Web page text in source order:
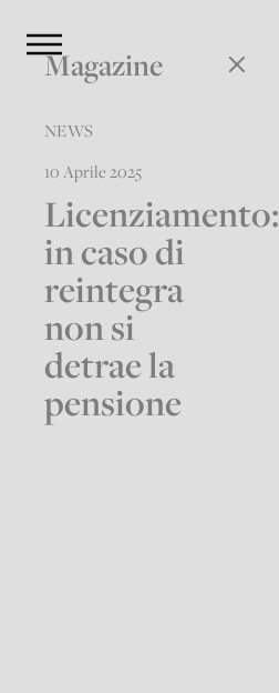
Magazine
NEWS
10 Aprile 2025
Licenziamento:
in caso di
reintegra
non si
detrae la
pensione